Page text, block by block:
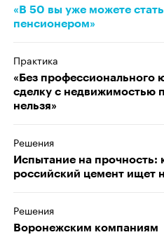
«В 50 вы уже можете стать
пенсионером»
Практика
«Без профессионального
сделку с недвижимостью
нельзя»
Решения
Испытание на прочность:
российский цемент ищет
Решения
Воронежским компаниям